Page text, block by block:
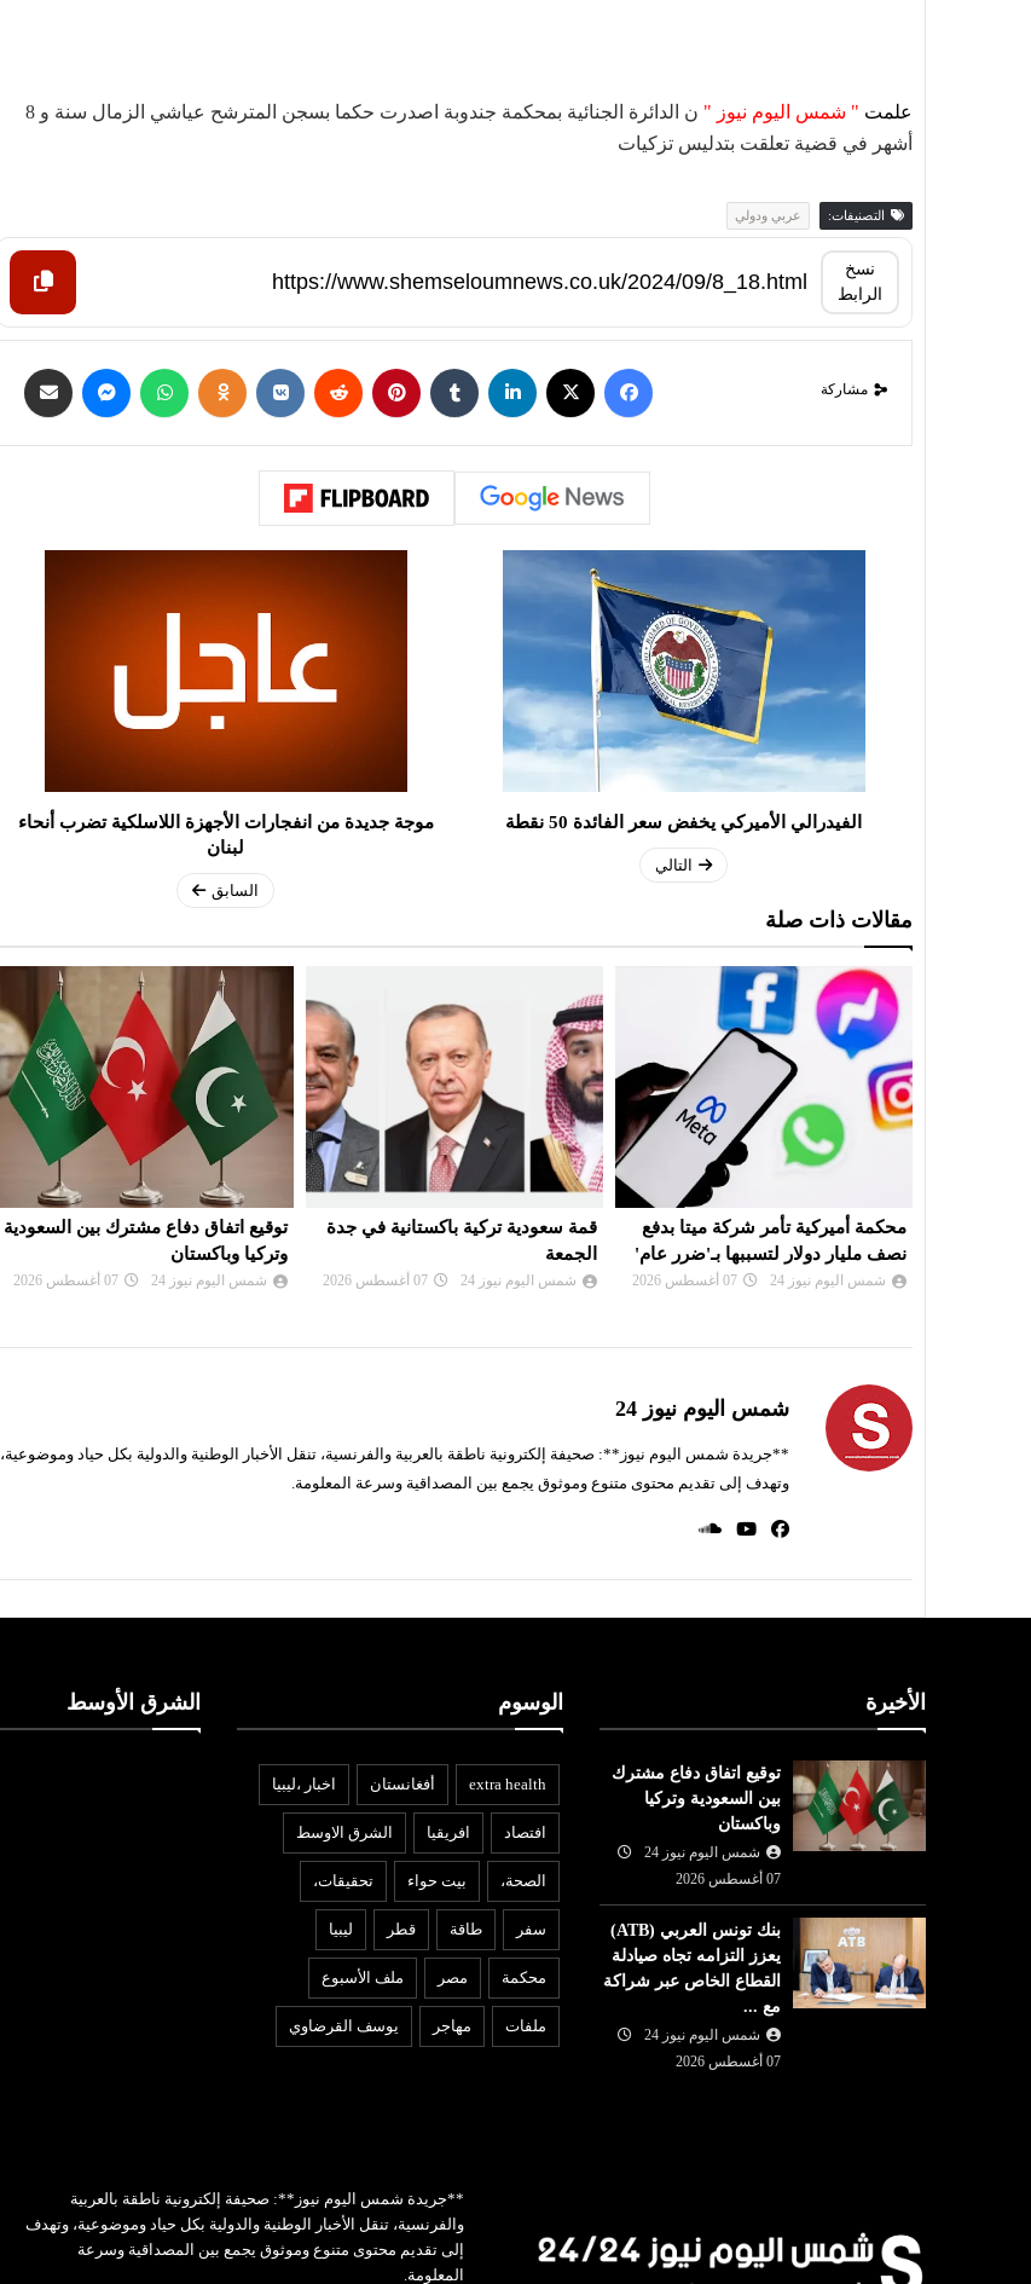
علمت " شمس اليوم نيوز "
ن الدائرة الجنائية بمحكمة جندوبة اصدرت حكما بسجن المترشح عياشي الزمال سنة و 8
أشهر في قضية تعلقت بتدليس تزكيات
التصنيفات: عربي ودولي
نسخ
الرابط
مشاركة
الفيدرالي الأميركي يخفض سعر الفائدة 50 نقطة
التالي
موجة جديدة من انفجارات الأجهزة اللاسلكية تضرب أنحاء
لبنان
السابق
مقالات ذات صلة
قمة سعودية تركية باكستانية في جدة
الجمعة
شمس اليوم نيوز 24 07 أغسطس 2026
توقيع اتفاق دفاع مشترك بين السعودية
وتركيا وباكستان
شمس اليوم نيوز 24 07 أغسطس 2026
محكمة أميركية تأمر شركة ميتا بدفع
نصف مليار دولار لتسببها بـ'ضرر عام'
شمس اليوم نيوز 24 07 أغسطس 2026
شمس اليوم نيوز 24
**جريدة شمس اليوم نيوز**: صحيفة إلكترونية ناطقة بالعربية والفرنسية، تنقل الأخبار الوطنية والدولية بكل حياد وموضوعية،
وتهدف إلى تقديم محتوى متنوع وموثوق يجمع بين المصداقية وسرعة المعلومة.
الأخيرة
توقيع اتفاق دفاع مشترك
بين السعودية وتركيا
وباكستان
شمس اليوم نيوز 24
07 أغسطس 2026
بنك تونس العربي (ATB)
يعزز التزامه تجاه صيادلة
القطاع الخاص عبر شراكة
مع ...
شمس اليوم نيوز 24
07 أغسطس 2026
الوسوم
extra health أفغانستان اخبار ،ليبيا
افتصاد افريقيا الشرق الاوسط
الصحة، بيت حواء تحقيقات،
سفر طاقة قطر ليبيا
محكمة مصر ملف الأسبوع
ملفات مهاجر يوسف القرضاوي
الشرق الأوسط
**جريدة شمس اليوم نيوز**: صحيفة إلكترونية ناطقة بالعربية
والفرنسية، تنقل الأخبار الوطنية والدولية بكل حياد وموضوعية، وتهدف
إلى تقديم محتوى متنوع وموثوق يجمع بين المصداقية وسرعة
المعلومة.